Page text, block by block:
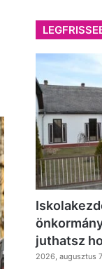
juthatsz
2026, augusztus